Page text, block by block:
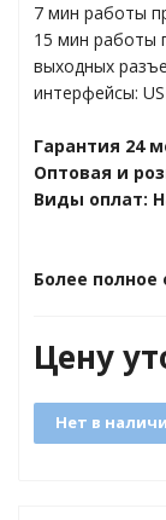
от грозовых
батареи
систем
Delta
7 мин работы
15 мин работы
выходных
интерфейсы:
Гарантия 24
Оптовая и
Виды оплат:
Более
Цену
Нет в